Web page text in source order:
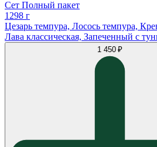
Сет Полный пакет
1298 г
Цезарь темпура, Лосось темпура,
Лава классическая, Запеченный с
1 450 ₽